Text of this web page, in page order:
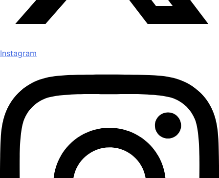
Instagram